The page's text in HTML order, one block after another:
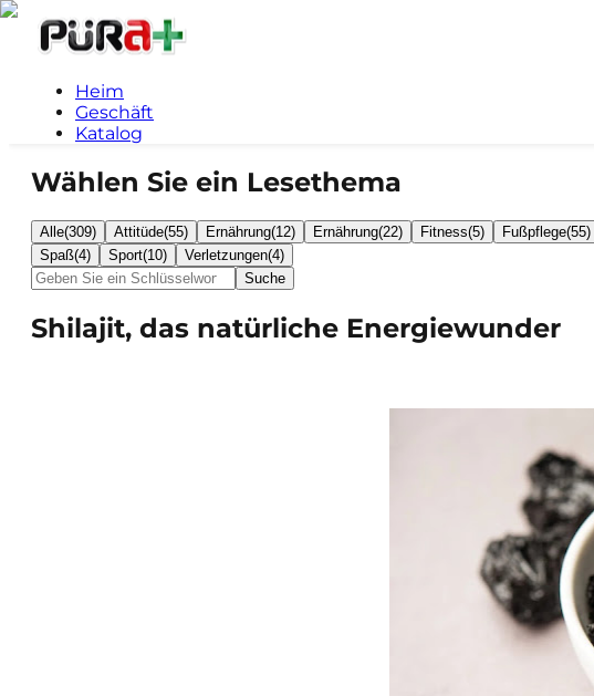
Heim
Geschäft
Katalog
Wählen Sie ein Lesethema
Alle(309) Attitüde(55) Ernährung(12) Ernährung(22) Fitness(5) Fußpflege(55)
Spaß(4) Sport(10) Verletzungen(4)
Suche
Shilajit, das natürliche Energiewunder